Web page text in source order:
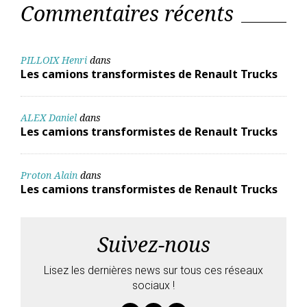
Commentaires récents
PILLOIX Henri dans
Les camions transformistes de Renault Trucks
ALEX Daniel dans
Les camions transformistes de Renault Trucks
Proton Alain dans
Les camions transformistes de Renault Trucks
Suivez-nous
Lisez les dernières news sur tous ces réseaux
sociaux !